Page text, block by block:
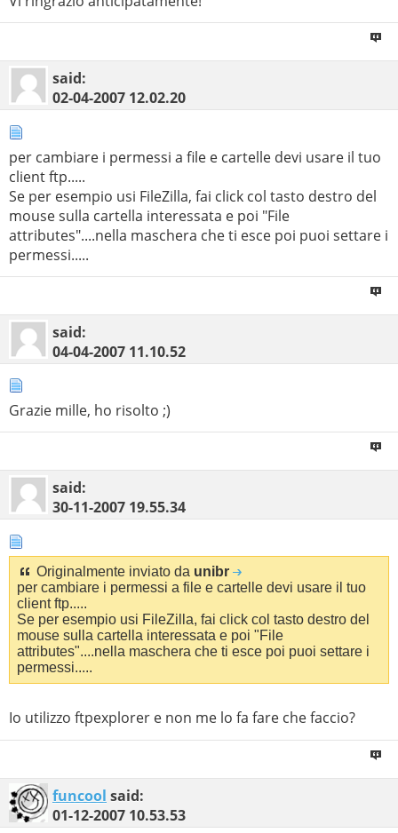
said:
02-04-2007 12.02.20
per cambiare i permessi a file e cartelle devi usare il tuo
client ftp.....
Se per esempio usi FileZilla, fai click col tasto destro del
mouse sulla cartella interessata e poi "File
attributes"....nella maschera che ti esce poi puoi settare i
permessi.....
said:
04-04-2007 11.10.52
Grazie mille, ho risolto ;)
said:
30-11-2007 19.55.34
Originalmente inviato da unibr
per cambiare i permessi a file e cartelle devi usare il tuo
client ftp.....
Se per esempio usi FileZilla, fai click col tasto destro del
mouse sulla cartella interessata e poi "File
attributes"....nella maschera che ti esce poi puoi settare i
permessi.....
Io utilizzo ftpexplorer e non me lo fa fare che faccio?
funcool said:
01-12-2007 10.53.53